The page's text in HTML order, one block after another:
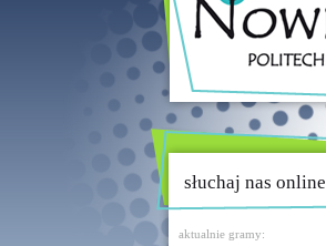
słuchaj nas online
aktualnie gramy: